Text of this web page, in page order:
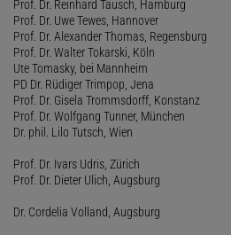
Prof. Dr. Reinhard Tausch, Hamburg
Prof. Dr. Uwe Tewes, Hannover
Prof. Dr. Alexander Thomas, Regensburg
Prof. Dr. Walter Tokarski, Köln
Ute Tomasky, bei Mannheim
PD Dr. Rüdiger Trimpop, Jena
Prof. Dr. Gisela Trommsdorff, Konstanz
Prof. Dr. Wolfgang Tunner, München
Dr. phil. Lilo Tutsch, Wien
Prof. Dr. Ivars Udris, Zürich
Prof. Dr. Dieter Ulich, Augsburg
Dr. Cordelia Volland, Augsburg